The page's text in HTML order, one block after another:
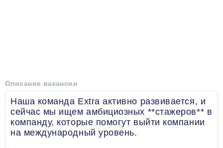
Описание вакансии
Наша команда Extra активно развивается, и
сейчас мы ищем амбициозных **стажеров** в
компанду, которые помогут выйти компании
на международный уровень.